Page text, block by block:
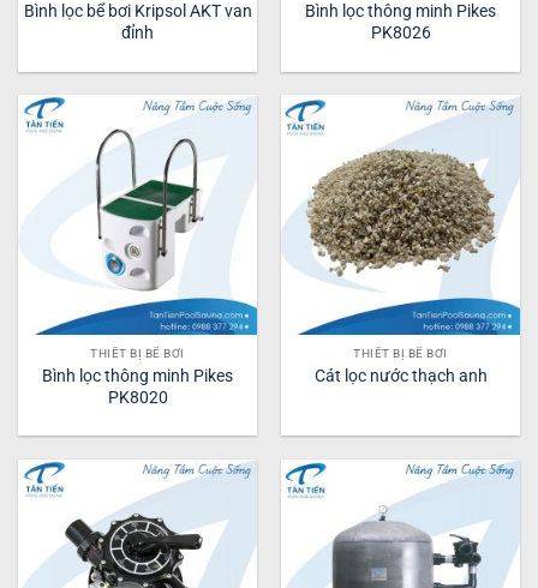
Bình lọc bể bơi Kripsol AKT van
đỉnh
Bình lọc thông minh Pikes
PK8026
THIẾT BỊ BỂ BƠI
Bình lọc thông minh Pikes
PK8020
THIẾT BỊ BỂ BƠI
Cát lọc nước thạch anh